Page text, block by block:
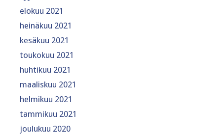
elokuu 2021
heinäkuu 2021
kesäkuu 2021
toukokuu 2021
huhtikuu 2021
maaliskuu 2021
helmikuu 2021
tammikuu 2021
joulukuu 2020